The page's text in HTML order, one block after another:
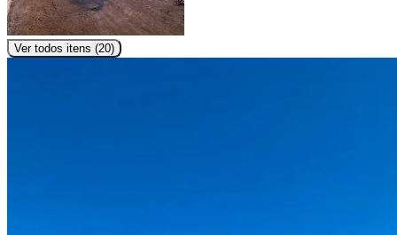
Ver todos itens (20)